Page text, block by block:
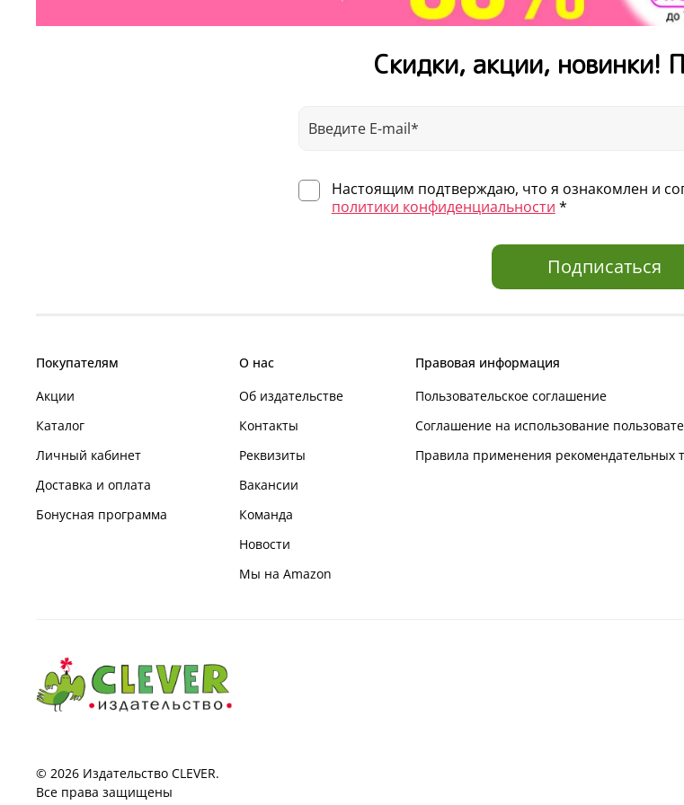
Скидки, акции, новинки!
Настоящим подтверждаю, что я ознакомлен и
политики конфиденциальности *
Подписаться
Покупателям
Акции
Каталог
Личный кабинет
Доставка и оплата
Бонусная программа
О нас
Об издательстве
Контакты
Реквизиты
Вакансии
Команда
Новости
Мы на Amazon
Правовая информация
Пользовательское соглашение
Соглашение на использование
Правила применения рекомендательных
© 2026 Издательство CLEVER.
Все права защищены